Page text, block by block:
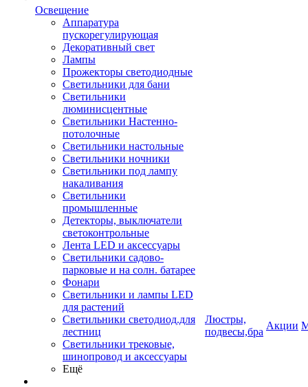
Освещение
Аппаратура
пускорегулирующая
Декоративный свет
Лампы
Прожекторы светодиодные
Светильники для бани
Светильники
люминисцентные
Светильники Настенно-
потолочные
Светильники настольные
Светильники ночники
Светильники под лампу
накаливания
Светильники
промышленные
Детекторы, выключатели
светоконтрольные
Лента LED и аксессуары
Светильники садово-
парковые и на солн. батарее
Фонари
Светильники и лампы LED
для растений
Светильники светодиод.для
лестниц
Светильники трековые,
шинопровод и аксессуары
Ещё
Люстры,
подвесы,бра
Акции